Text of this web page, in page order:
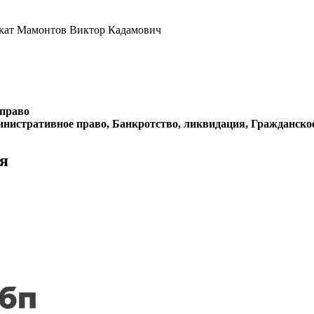
Мамонтов Виктор Кадамович
право, Банкротство, ликвидация,